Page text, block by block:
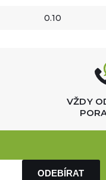
0.10
VŽDY
ODEBÍRAT